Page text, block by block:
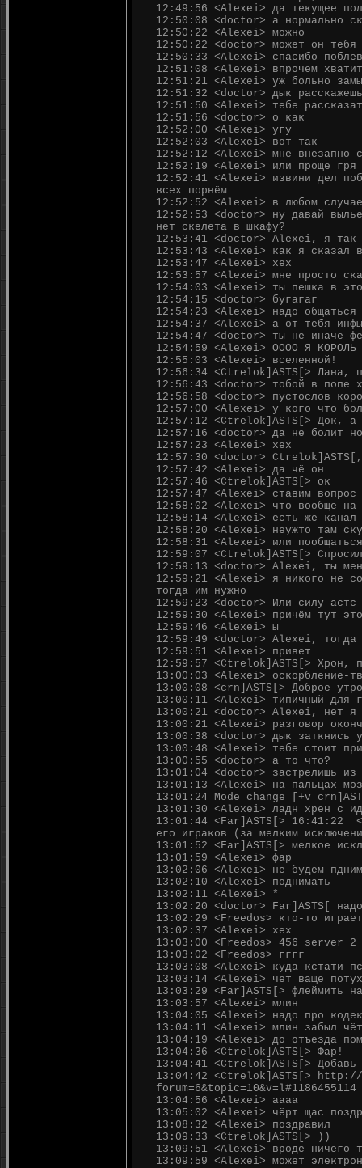
12:49:56 <Alexei> да текущее
12:50:08 <doctor> а нормально
12:50:22 <Alexei> можно
12:50:22 <doctor> может он тебя
12:50:33 <Alexei> спасибо
12:51:08 <Alexei> впрочем
12:51:21 <Alexei> уж больно
12:51:32 <doctor> дык
12:51:50 <Alexei> тебе
12:51:56 <doctor> о как
12:52:00 <Alexei> угу
12:52:03 <Alexei> вот так
12:52:12 <Alexei> мне внезапно
12:52:19 <Alexei> или проще гря
12:52:41 <Alexei> извини дел
всех порвём
12:52:52 <Alexei> в любом
12:52:53 <doctor> ну давай
нет скелета в шкафу?
12:53:41 <doctor> Alexei, я так
12:53:43 <Alexei> как я сказал
12:53:47 <Alexei> хех
12:53:57 <Alexei> мне просто
12:54:03 <Alexei> ты пешка в
12:54:15 <doctor> бугагаг
12:54:23 <Alexei> надо общаться
12:54:37 <Alexei> а от тебя инфы
12:54:47 <doctor> ты не иначе
12:54:59 <Alexei> ОООО Я КОРОЛЬ
12:55:03 <Alexei> вселенной!
12:56:34 <Ctrelok]ASTS[> Лана,
12:56:43 <doctor> тобой в попе
12:56:58 <doctor> пустослов
12:57:00 <Alexei> у кого что
12:57:12 <Ctrelok]ASTS[> Док, а
12:57:16 <doctor> да не болит
12:57:23 <Alexei> хех
12:57:30 <doctor>
12:57:42 <Alexei> да чё он
12:57:46 <Ctrelok]ASTS[> ок
12:57:47 <Alexei> ставим вопрос
12:58:02 <Alexei> что вообще на
12:58:14 <Alexei> есть же канал
12:58:20 <Alexei> неужто там
12:58:31 <Alexei> или
12:59:07 <Ctrelok]ASTS[> Спросил
12:59:13 <doctor> Alexei, ты
12:59:21 <Alexei> я никого не
тогда им нужно
12:59:23 <doctor> Или силу астс
12:59:30 <Alexei> причём тут это
12:59:46 <Alexei> ы
12:59:49 <doctor> Alexei, тогда
12:59:51 <Alexei> привет
12:59:57 <Ctrelok]ASTS[> Хрон,
13:00:03 <Alexei> оскорбление-
13:00:08 <crn]ASTS[> Доброе
13:00:11 <Alexei> типичный для
13:00:21 <doctor> Alexei, нет я
13:00:21 <Alexei> разговор
13:00:38 <doctor> дык заткнись
13:00:48 <Alexei> тебе стоит
13:00:55 <doctor> а то что?
13:01:04 <doctor> застрелишь из
13:01:13 <Alexei> на пальцах
13:01:24 Mode change [+v
13:01:30 <Alexei> ладн хрен с
13:01:44 <Far]ASTS[> 16:41:22
его играков (за мелким
13:01:52 <Far]ASTS[> мелкое
13:01:59 <Alexei> фар
13:02:06 <Alexei> не будем
13:02:10 <Alexei> поднимать
13:02:11 <Alexei> *
13:02:20 <doctor> Far]ASTS[
13:02:29 <Freedos> кто-то играет
13:02:37 <Alexei> хех
13:03:00 <Freedos> 456 server
13:03:02 <Freedos> гггг
13:03:08 <Alexei> куда кстати
13:03:14 <Alexei> чёт ваще
13:03:29 <Far]ASTS[> флеймить
13:03:57 <Alexei> млин
13:04:05 <Alexei> надо про
13:04:11 <Alexei> млин забыл чёт
13:04:19 <Alexei> до отъезда
13:04:36 <Ctrelok]ASTS[> Фар!
13:04:41 <Ctrelok]ASTS[> Добавь
13:04:42 <Ctrelok]ASTS[>
forum=6&topic=10&v=l#1186455114
13:04:56 <Alexei> аааа
13:05:02 <Alexei> чёрт щас
13:08:32 <Alexei> поздравил
13:09:33 <Ctrelok]ASTS[> ))
13:09:51 <Alexei> вроде ничего
13:09:59 <Alexei> может